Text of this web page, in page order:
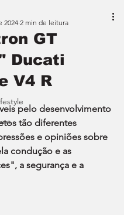
GT
Ducati
V4 R
2024 2 min de leitura
NaN de 5 estrelas.
pelo desenvolvimento
tão diferentes
e opiniões sobre
condução e as
a segurança e a